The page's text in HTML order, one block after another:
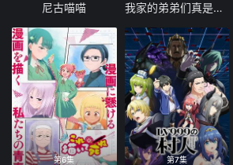
尼古喵喵 我家的弟弟们真是让您费心了
第6集 第7集